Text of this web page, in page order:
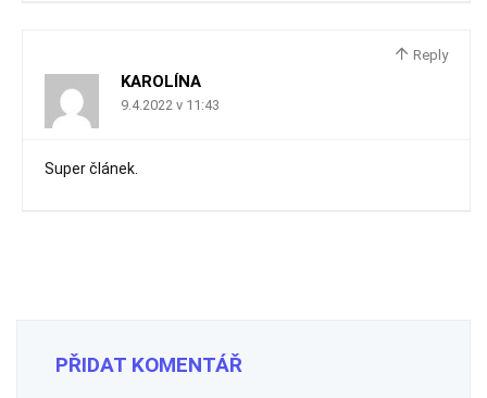
Reply
KAROLÍNA
9.4.2022 v 11:43
Super článek.
PŘIDAT KOMENTÁŘ